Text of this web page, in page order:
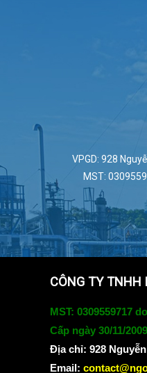
VPGD: 928
MST:
CÔNG TY TNHH
MST: 0309559717
Cấp ngày 30/11/2009
Địa chỉ: 928
Email: